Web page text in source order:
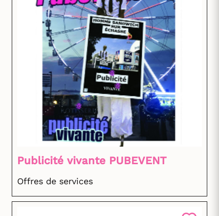
Publicité vivante PUBEVENT
Offres de services